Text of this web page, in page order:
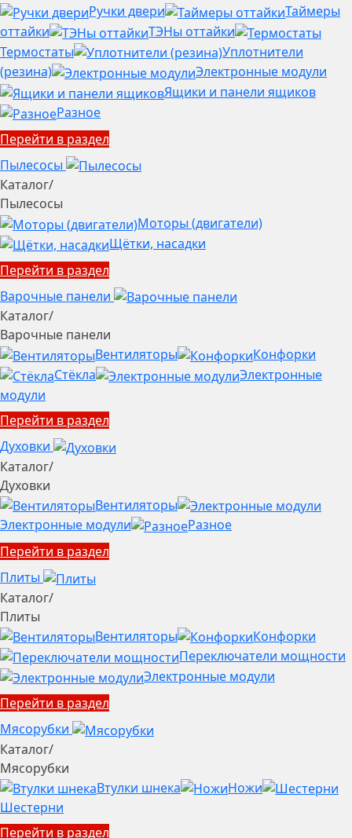
Ручки двери
Таймеры
оттайки
ТЭНы оттайки
Термостаты
Уплотнители
(резина)
Электронные модули
Ящики и панели ящиков
Разное
Перейти в раздел
Пылесосы
Каталог/
Пылесосы
Моторы (двигатели)
Щётки, насадки
Перейти в раздел
Варочные панели
Каталог/
Варочные панели
Вентиляторы
Конфорки
Стёкла
Электронные
модули
Перейти в раздел
Духовки
Каталог/
Духовки
Вентиляторы
Электронные модули
Разное
Перейти в раздел
Плиты
Каталог/
Плиты
Вентиляторы
Конфорки
Переключатели мощности
Электронные модули
Перейти в раздел
Мясорубки
Каталог/
Мясорубки
Втулки шнека
Ножи
Шестерни
Перейти в раздел